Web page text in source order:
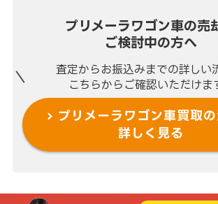
プリメーラワゴン車の売
ご検討中の方へ
査定からお振込みまでの詳しい
こちらからご確認いただけま
プリメーラワゴン車買取の
詳しく見る